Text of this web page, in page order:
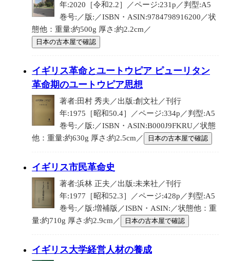
年:2020［令和2.2］／ページ:231p／判型:A5
巻号:／版:／ISBN・ASIN:9784798916200／状
態他：重量:約500g 厚さ:約2.2cm／
日本の古本屋で確認
イギリス革命とユートウピア ピューリタン
革命期のユートウピア思想
著者:田村 秀夫／出版:創文社／刊行
年:1975［昭和50.4］／ページ:334p／判型:A5
巻号:／版:／ISBN・ASIN:B000J9FKRU／状態
他：重量:約630g 厚さ:約2.5cm／
日本の古本屋で確認
イギリス市民革命史
著者:浜林 正夫／出版:未来社／刊行
年:1977［昭和52.3］／ページ:428p／判型:A5
巻号:／版:増補版／ISBN・ASIN:／状態他：重
量:約710g 厚さ:約2.9cm／
日本の古本屋で確認
イギリス大学経営人材の養成